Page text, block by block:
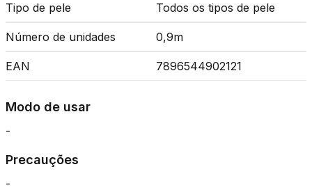
Tipo de pele Todos os tipos de pele
Número de unidades 0,9m
EAN 7896544902121
Modo de usar
-
Precauções
-